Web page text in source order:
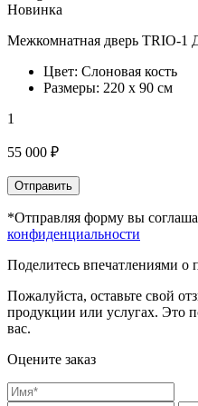
Новинка
Межкомнатная дверь TRIO-1
Цвет: Слоновая кость
Размеры: 220 х 90 см
1
55 000 ₽
Отправить
*Отправляя форму вы
конфиденциальности
Поделитесь впечатлениями о
Пожалуйста, оставьте свой
продукции или услугах. Это
вас.
Оцените заказ